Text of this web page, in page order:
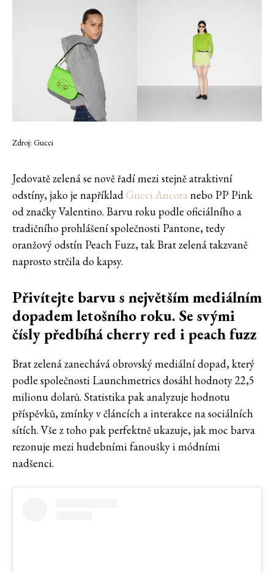
Zdroj: Gucci
Jedovatě zelená se nově řadí mezi stejně atraktivní
odstíny, jako je napříkladGucci Ancoranebo PP Pink
od značky Valentino. Barvu roku podle oficiálního a
tradičního prohlášení společnosti Pantone, tedy
oranžový odstín Peach Fuzz, tak Brat zelená takzvaně
naprosto strčila do kapsy.
Přivítejte barvu s největším mediálním
dopadem letošního roku. Se svými
čísly předbíhá cherry red i peach fuzz
Brat zelená zanechává obrovský mediální dopad, který
podle společnosti Launchmetrics dosáhl hodnoty 22,5
milionu dolarů. Statistika pak analyzuje hodnotu
příspěvků, zmínky v článcích a interakce na sociálních
sítích. Vše z toho pak perfektně ukazuje, jak moc barva
rezonuje mezi hudebními fanoušky i módními
nadšenci.